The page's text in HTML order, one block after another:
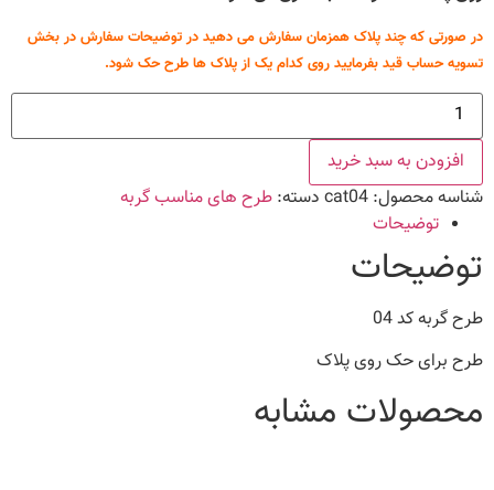
در صورتی که چند پلاک همزمان سفارش می دهید در توضیحات سفارش در بخش
تسویه حساب قید بفرمایید روی کدام یک از پلاک ها طرح حک شود.
طرح
گربه
کد
عددافزودن به سبد خرید
شناسه محصول: cat04 دسته: طرح های مناسب گربه
توضیحات
توضیحات
طرح گربه کد 04
طرح برای حک روی پلاک
محصولات مشابه